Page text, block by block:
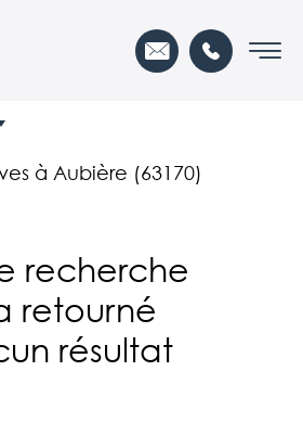
à Aubière (63170)
recherche
retourné
résultat